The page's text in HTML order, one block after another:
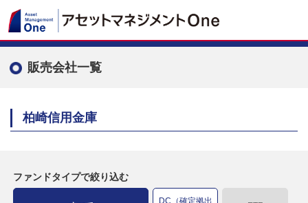
販売会社一覧
柏崎信用金庫
ファンドタイプで絞り込む
DC（確定拠出